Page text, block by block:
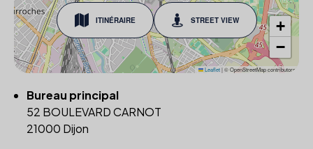
ITINÉRAIRE STREET VIEW
+
−
Leaflet|© OpenStreetMap contributors
Bureau principal
52 BOULEVARD CARNOT
21000 Dijon